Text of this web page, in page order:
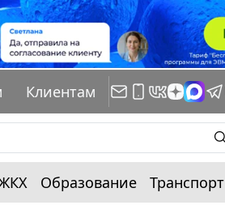
Клиентам
Образование Транспорт